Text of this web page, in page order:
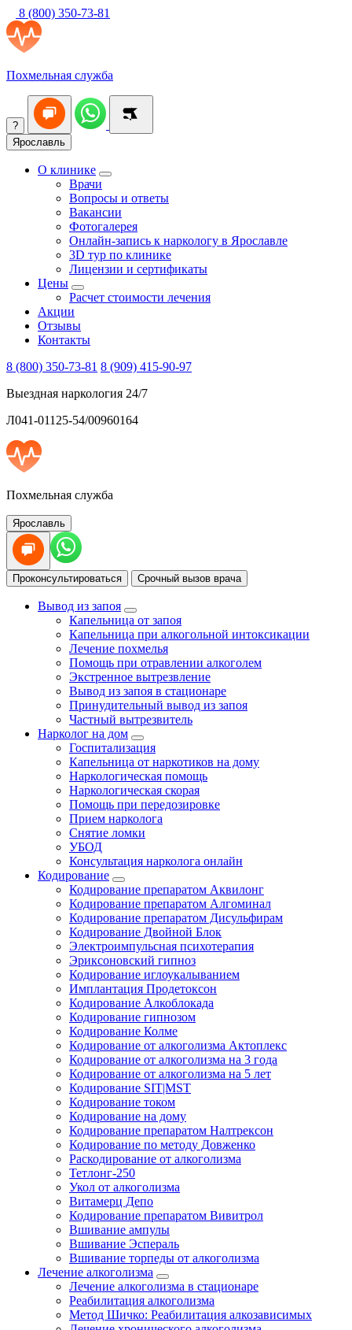
8 (800) 350-73-81
Похмельная служба
?
Ярославль
О клинике
Врачи
Вопросы и ответы
Вакансии
Фотогалерея
Онлайн-запись к наркологу в Ярославле
3D тур по клинике
Лицензии и сертификаты
Цены
Расчет стоимости лечения
Акции
Отзывы
Контакты
8 (800) 350-73-81 8 (909) 415-90-97
Выездная наркология 24/7
Л041-01125-54/00960164
Похмельная служба
Ярославль
Проконсультироваться Срочный вызов врача
Вывод из запоя
Капельница от запоя
Капельница при алкогольной интоксикации
Лечение похмелья
Помощь при отравлении алкоголем
Экстренное вытрезвление
Вывод из запоя в стационаре
Принудительный вывод из запоя
Частный вытрезвитель
Нарколог на дом
Госпитализация
Капельница от наркотиков на дому
Наркологическая помощь
Наркологическая скорая
Помощь при передозировке
Прием нарколога
Снятие ломки
УБОД
Консультация нарколога онлайн
Кодирование
Кодирование препаратом Аквилонг
Кодирование препаратом Алгоминал
Кодирование препаратом Дисульфирам
Кодирование Двойной Блок
Электроимпульсная психотерапия
Эриксоновский гипноз
Кодирование иглоукалыванием
Имплантация Продетоксон
Кодирование Алкоблокада
Кодирование гипнозом
Кодирование Колме
Кодирование от алкоголизма Актоплекс
Кодирование от алкоголизма на 3 года
Кодирование от алкоголизма на 5 лет
Кодирование SIT|MST
Кодирование током
Кодирование на дому
Кодирование препаратом Налтрексон
Кодирование по методу Довженко
Раскодирование от алкоголизма
Тетлонг-250
Укол от алкоголизма
Витамерц Депо
Кодирование препаратом Вивитрол
Вшивание ампулы
Вшивание Эспераль
Вшивание торпеды от алкоголизма
Лечение алкоголизма
Лечение алкоголизма в стационаре
Реабилитация алкоголизма
Метод Шичко: Реабилитация алкозависимых